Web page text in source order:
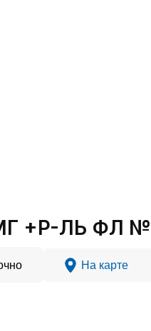
+Р-ЛЬ ФЛ
На карте